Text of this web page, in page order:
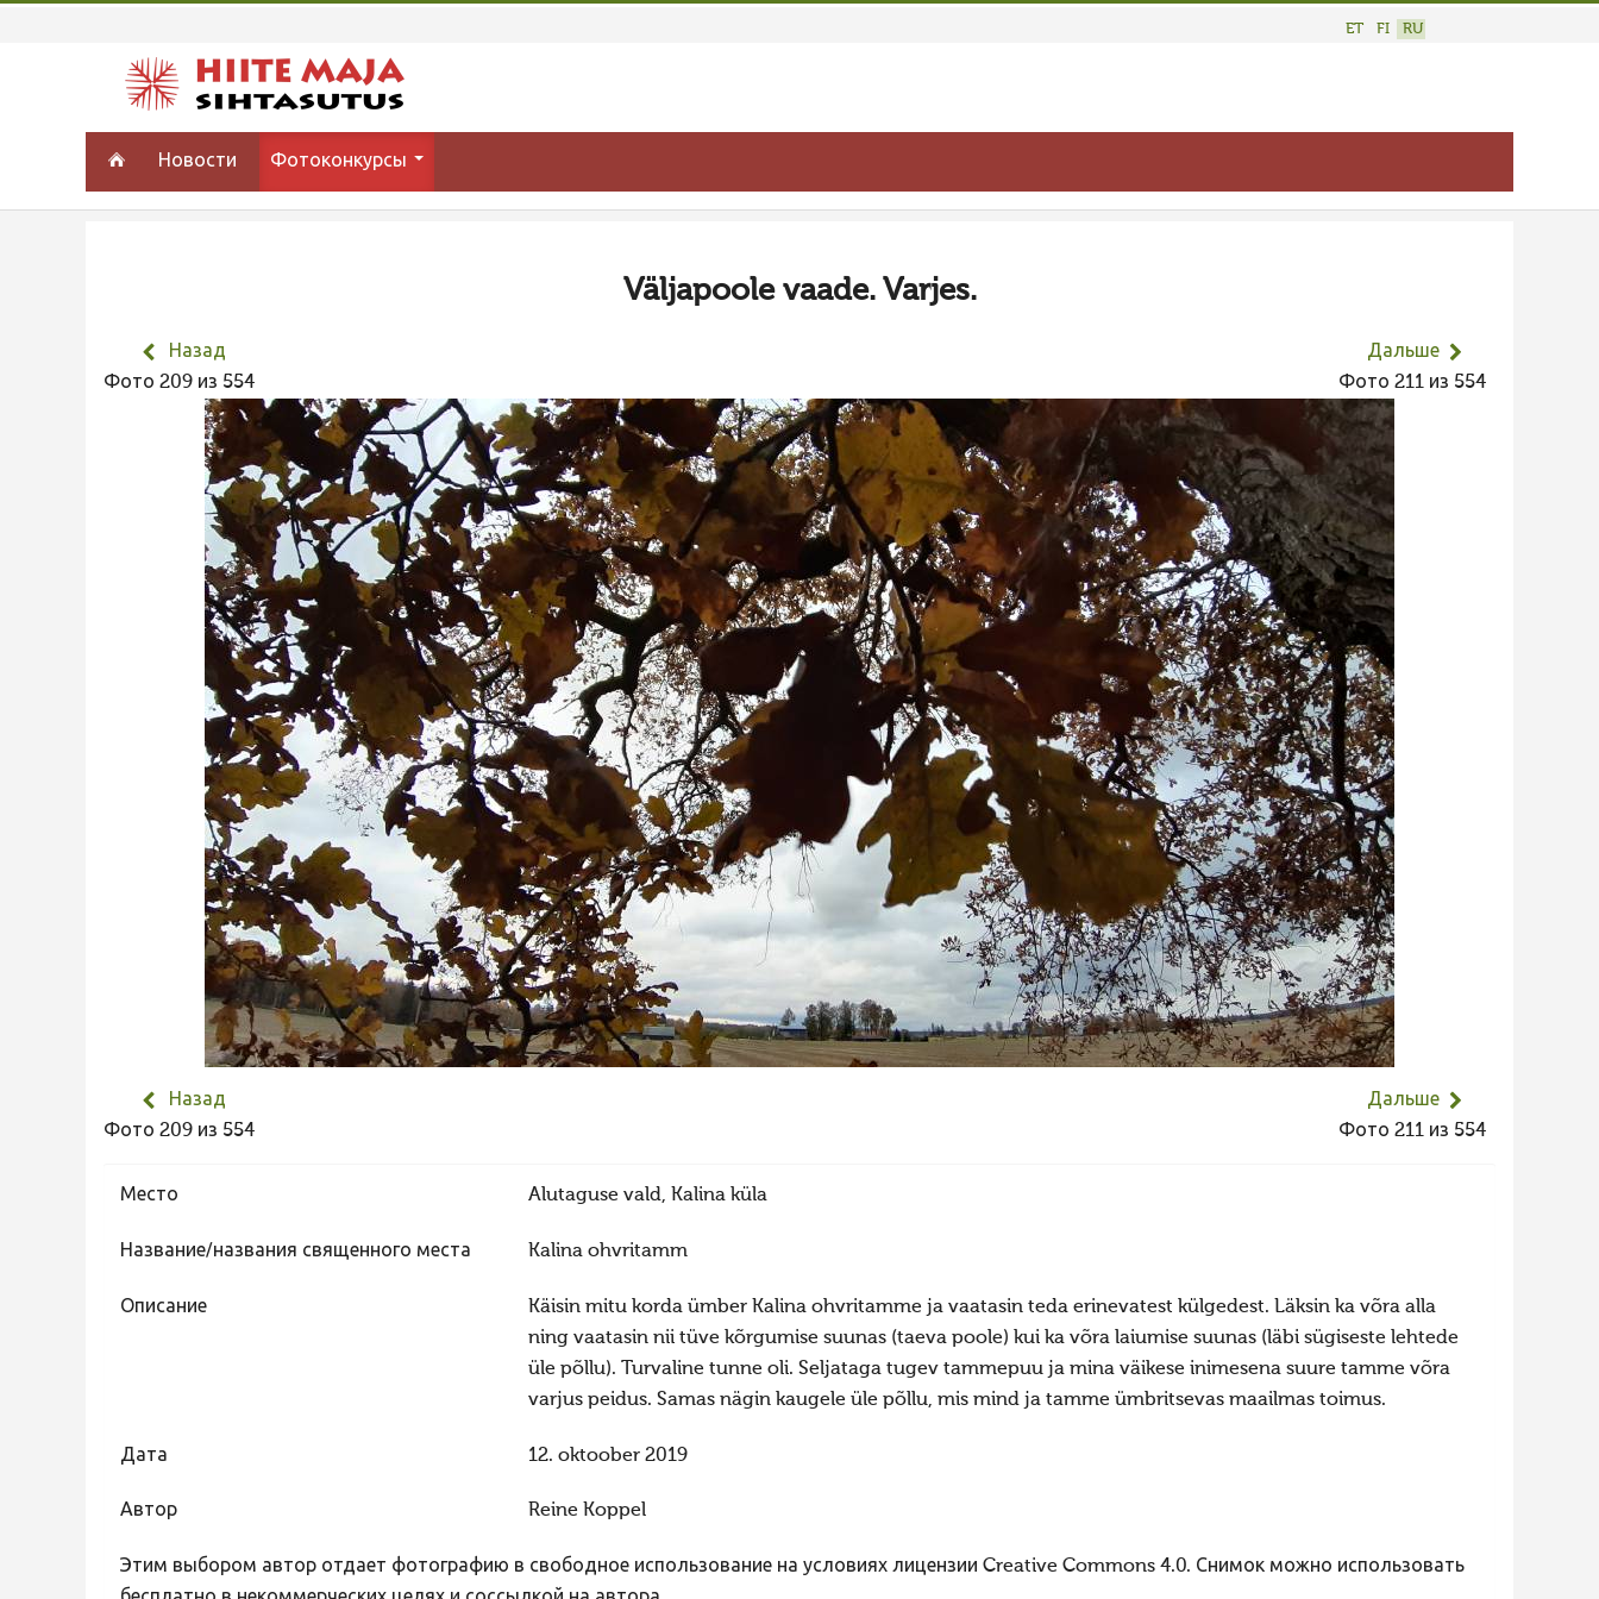
ET FI RU
Новости Фотоконкурсы
Väljapoole vaade. Varjes.
Назад
Фото 209 из 554
Дальше
Фото 211 из 554
Назад
Фото 209 из 554
Дальше
Фото 211 из 554
Место Alutaguse vald, Kalina küla
Название/названия священного места Kalina ohvritamm
Описание
Käisin mitu korda ümber Kalina ohvritamme ja vaatasin teda erinevatest külgedest. Läksin ka võra alla
ning vaatasin nii tüve kõrgumise suunas (taeva poole) kui ka võra laiumise suunas (läbi sügiseste lehtede
üle põllu). Turvaline tunne oli. Seljataga tugev tammepuu ja mina väikese inimesena suure tamme võra
varjus peidus. Samas nägin kaugele üle põllu, mis mind ja tamme ümbritsevas maailmas toimus.
Дата 12. oktoober 2019
Автор Reine Koppel
Этим выбором автор отдает фотографию в свободное использование на условиях лицензии Creative Commons 4.0. Снимок можно использовать